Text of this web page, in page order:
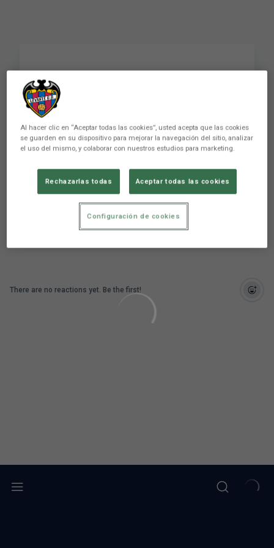
FLASH | Villacampa: "El
equipo compite, así da
gusto ver al Levante UD
Femenino"
gusto ver al Levante UD Femenino"
There are no reactions yet. Be the first!
Al hacer clic en “Aceptar todas las cookies”, usted acepta que las cookies
se guarden en su dispositivo para mejorar la navegación del sitio, analizar
el uso del mismo, y colaborar con nuestros estudios para marketing.
Rechazarlas todas Aceptar todas las cookies
Configuración de cookies